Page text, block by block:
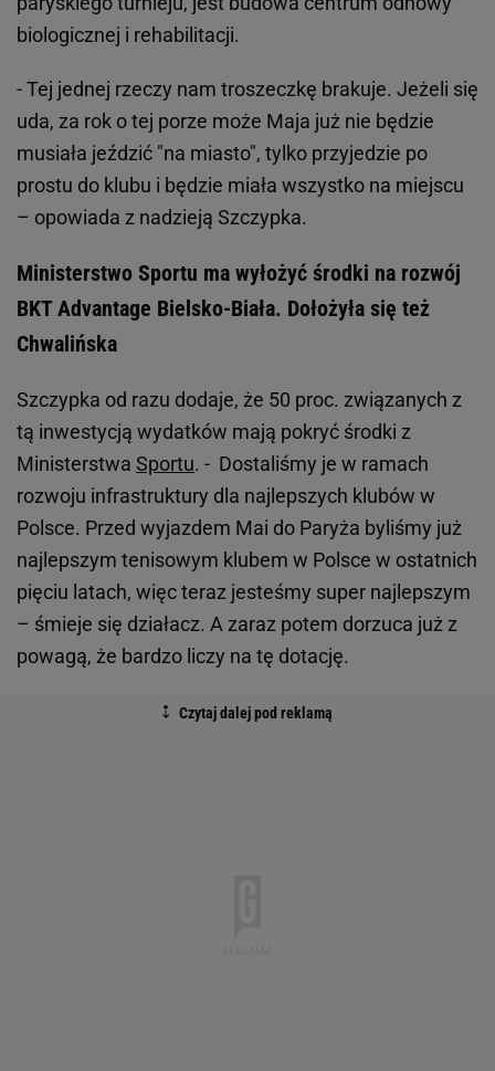
biologicznej i rehabilitacji.
- Tej jednej rzeczy nam troszeczkę brakuje. Jeżeli się
uda, za rok o tej porze może Maja już nie będzie
musiała jeździć "na miasto", tylko przyjedzie po
prostu do klubu i będzie miała wszystko na miejscu
– opowiada z nadzieją Szczypka.
Ministerstwo Sportu ma wyłożyć środki na rozwój
BKT Advantage Bielsko-Biała. Dołożyła się też
Chwalińska
Szczypka od razu dodaje, że 50 proc. związanych z
tą inwestycją wydatków mają pokryć środki z
Ministerstwa Sportu. - Dostaliśmy je w ramach
rozwoju infrastruktury dla najlepszych klubów w
Polsce. Przed wyjazdem Mai do Paryża byliśmy już
najlepszym tenisowym klubem w Polsce w ostatnich
pięciu latach, więc teraz jesteśmy super najlepszym
– śmieje się działacz. A zaraz potem dorzuca już z
powagą, że bardzo liczy na tę dotację.